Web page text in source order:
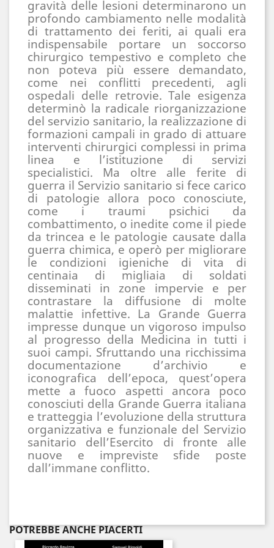
gravità delle lesioni determinarono un
profondo cambiamento nelle modalità
di trattamento dei feriti, ai quali era
indispensabile portare un soccorso
chirurgico tempestivo e completo che
non poteva più essere demandato,
come nei conflitti precedenti, agli
ospedali delle retrovie. Tale esigenza
determinò la radicale riorganizzazione
del servizio sanitario, la realizzazione di
formazioni campali in grado di attuare
interventi chirurgici complessi in prima
linea e l’istituzione di servizi
specialistici. Ma oltre alle ferite di
guerra il Servizio sanitario si fece carico
di patologie allora poco conosciute,
come i traumi psichici da
combattimento, o inedite come il piede
da trincea e le patologie causate dalla
guerra chimica, e operò per migliorare
le condizioni igieniche di vita di
centinaia di migliaia di soldati
disseminati in zone impervie e per
contrastare la diffusione di molte
malattie infettive. La Grande Guerra
impresse dunque un vigoroso impulso
al progresso della Medicina in tutti i
suoi campi. Sfruttando una ricchissima
documentazione d’archivio e
iconografica dell’epoca, quest’opera
mette a fuoco aspetti ancora poco
conosciuti della Grande Guerra italiana
e tratteggia l’evoluzione della struttura
organizzativa e funzionale del Servizio
sanitario dell’Esercito di fronte alle
nuove e impreviste sfide poste
dall’immane conflitto.
POTREBBE ANCHE PIACERTI